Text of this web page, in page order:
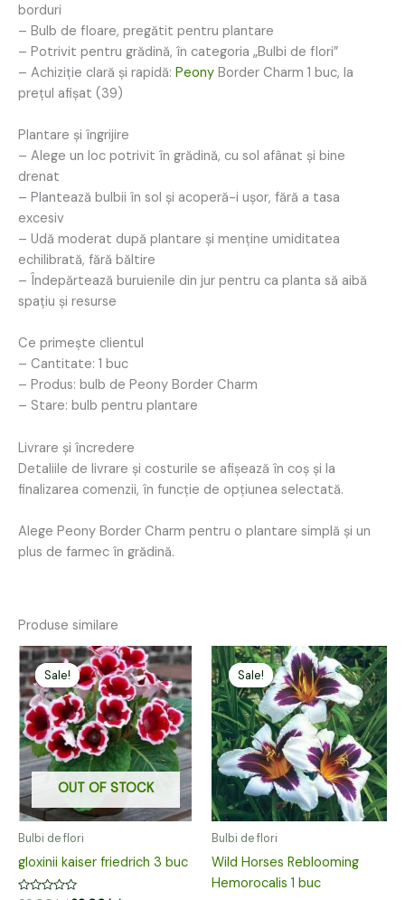
borduri
– Bulb de floare, pregătit pentru plantare
– Potrivit pentru grădină, în categoria „Bulbi de flori”
– Achiziție clară și rapidă: Peony Border Charm 1 buc, la
prețul afișat (39)
Plantare și îngrijire
– Alege un loc potrivit în grădină, cu sol afânat și bine
drenat
– Plantează bulbii în sol și acoperă-i ușor, fără a tasa
excesiv
– Udă moderat după plantare și menține umiditatea
echilibrată, fără băltire
– Îndepărtează buruienile din jur pentru ca planta să aibă
spațiu și resurse
Ce primește clientul
– Cantitate: 1 buc
– Produs: bulb de Peony Border Charm
– Stare: bulb pentru plantare
Livrare și încredere
Detaliile de livrare și costurile se afișează în coș și la
finalizarea comenzii, în funcție de opțiunea selectată.
Alege Peony Border Charm pentru o plantare simplă și un
plus de farmec în grădină.
Produse similare
Sale!
OUT OF STOCK
Sale!
Bulbi de flori
gloxinii kaiser friedrich 3 buc
Prețul
inițial
a
fost:
39,00 lei.
Prețul
curent
este:
29,00 lei.
Sale!
Sale!
Bulbi de flori
Wild Horses Reblooming
Hemorocalis 1 buc
Prețul
inițial
a
fost:
39,00 lei.
Prețul
curent
este:
25,00 lei.